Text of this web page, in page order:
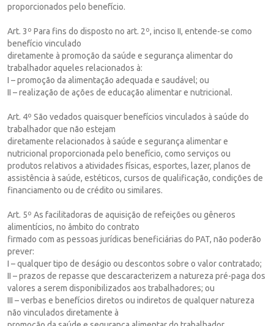
proporcionados pelo benefício.
Art. 3º Para fins do disposto no art. 2º, inciso II, entende-se como
benefício vinculado
diretamente à promoção da saúde e segurança alimentar do
trabalhador aqueles relacionados à:
I – promoção da alimentação adequada e saudável; ou
II – realização de ações de educação alimentar e nutricional.
Art. 4º São vedados quaisquer benefícios vinculados à saúde do
trabalhador que não estejam
diretamente relacionados à saúde e segurança alimentar e
nutricional proporcionada pelo benefício, como serviços ou
produtos relativos a atividades físicas, esportes, lazer, planos de
assistência à saúde, estéticos, cursos de qualificação, condições de
financiamento ou de crédito ou similares.
Art. 5º As facilitadoras de aquisição de refeições ou gêneros
alimentícios, no âmbito do contrato
firmado com as pessoas jurídicas beneficiárias do PAT, não poderão
prever:
I – qualquer tipo de deságio ou descontos sobre o valor contratado;
II – prazos de repasse que descaracterizem a natureza pré-paga dos
valores a serem disponibilizados aos trabalhadores; ou
III – verbas e benefícios diretos ou indiretos de qualquer natureza
não vinculados diretamente à